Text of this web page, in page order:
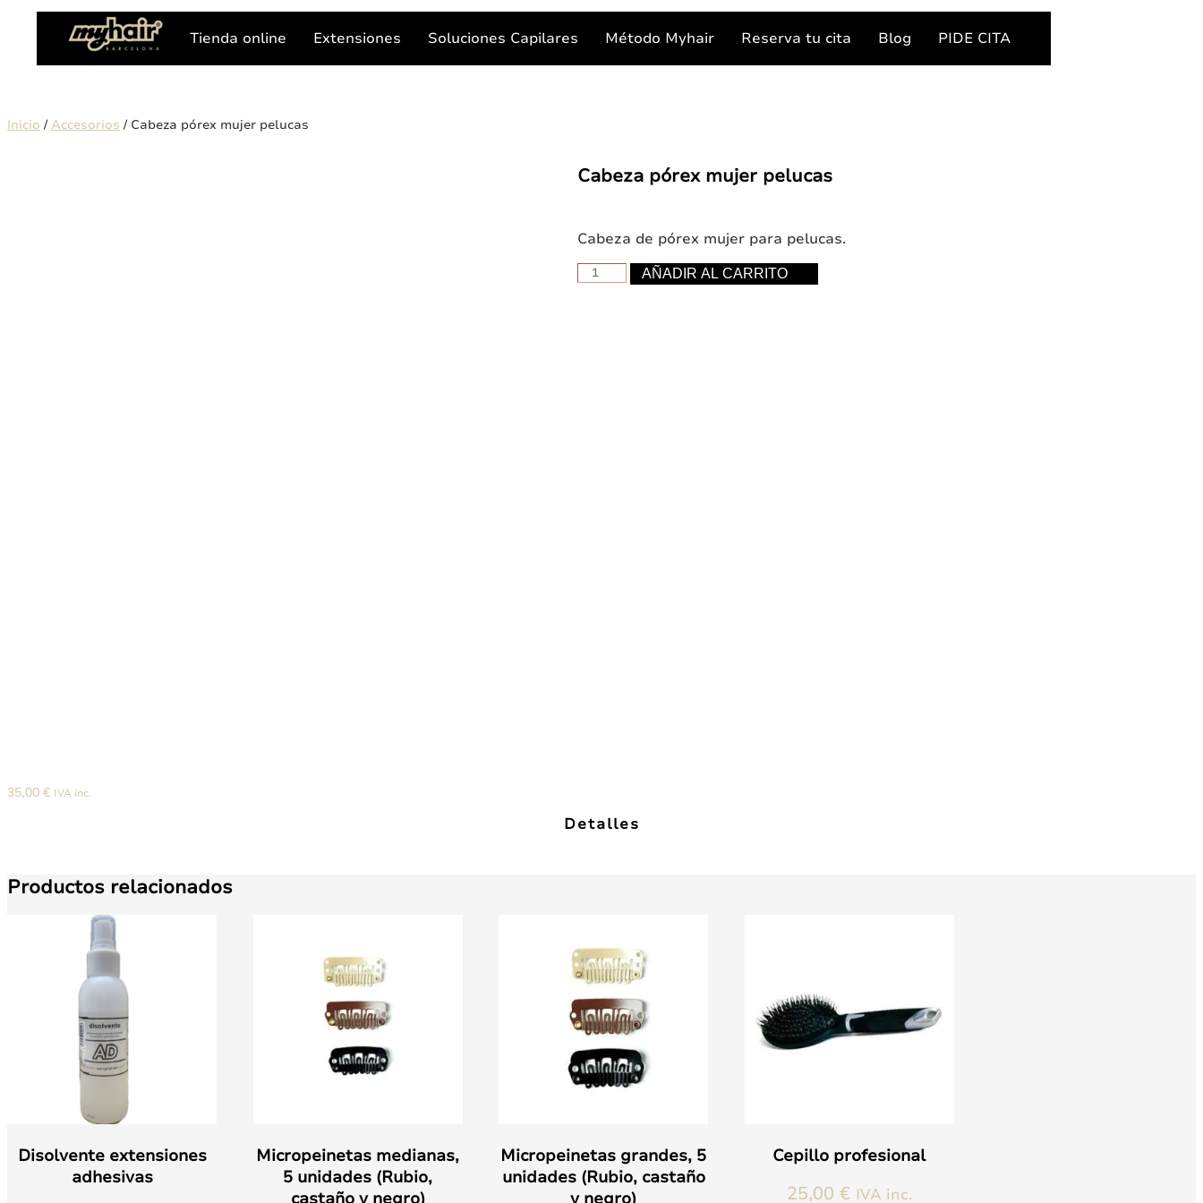
Tienda online Extensiones Soluciones Capilares Método Myhair Reserva tu cita Blog PIDE CITA
Inicio /Accesorios / Cabeza pórex mujer pelucas
Cabeza pórex mujer pelucas
Cabeza de pórex mujer para pelucas.
Cabeza
pórex
AÑADIR AL CARRITO
35,00 € IVA inc.
Detalles
Productos relacionados
Disolvente extensiones
adhesivas
Micropeinetas medianas,
5 unidades (Rubio,
Micropeinetas grandes, 5
unidades (Rubio, castaño
Cepillo profesional
25,00 € IVA inc.